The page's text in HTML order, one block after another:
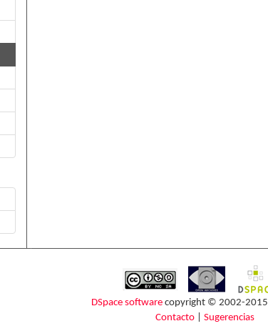
DSpace software copyright © 2002-2015
Contacto| Sugerencias